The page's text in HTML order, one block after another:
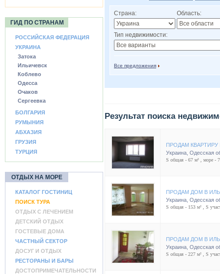
ГИД ПО СТРАНАМ
РОССИЙСКАЯ ФЕДЕРАЦИЯ
УКРАИНА
Затока
Ильичевск
Коблево
Одесса
Очаков
Сергеевка
БОЛГАРИЯ
РУМЫНИЯ
АБХАЗИЯ
ГРУЗИЯ
ТУРЦИЯ
ОТДЫХ НА МОРЕ
КАТАЛОГ ГОСТИНИЦ
ПОИСК ТУРА
ОТДЫХ С ЛЕЧЕНИЕМ
ДЕТСКИЙ ОТДЫХ
ГОСТЕВЫЕ ДОМА
ЧАСТНЫЙ СЕКТОР
ДОСУГ И ОТДЫХ
РЕСТОРАНЫ И БАРЫ
ДОСТОПРИМЕЧАТЕЛЬНОСТИ
Страна: Область:
Тип недвижимости:
Все предложения
Результат поиска
ПРОДАМ КВАРТИРУ
Украина Одесская
S общая - 67 м² , море -
ПРОДАМ ДОМ В
Украина Одесская
S общая - 153 м² , S
ПРОДАМ ДОМ В
Украина Одесская
S общая - 227 м² , S